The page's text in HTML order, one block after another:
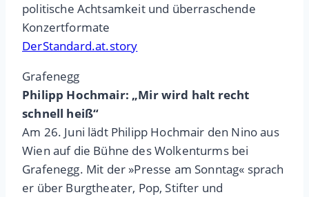
politische Achtsamkeit und überraschende
Konzertformate
DerStandard.at.story
Grafenegg
Philipp Hochmair: „Mir wird halt recht
schnell heiß“
Am 26. Juni lädt Philipp Hochmair den Nino aus
Wien auf die Bühne des Wolkenturms bei
Grafenegg. Mit der »Presse am Sonntag« sprach
er über Burgtheater, Pop, Stifter und